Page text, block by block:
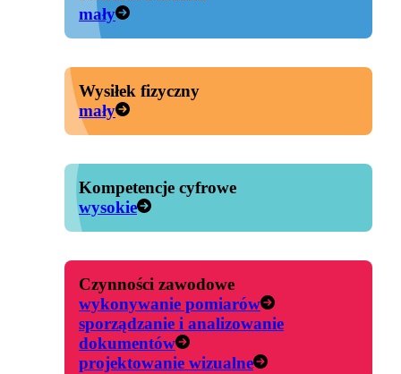
mały
Wysiłek fizyczny
mały
Kompetencje cyfrowe
wysokie
Czynności zawodowe
wykonywanie pomiarów
sporządzanie i analizowanie
dokumentów
projektowanie wizualne